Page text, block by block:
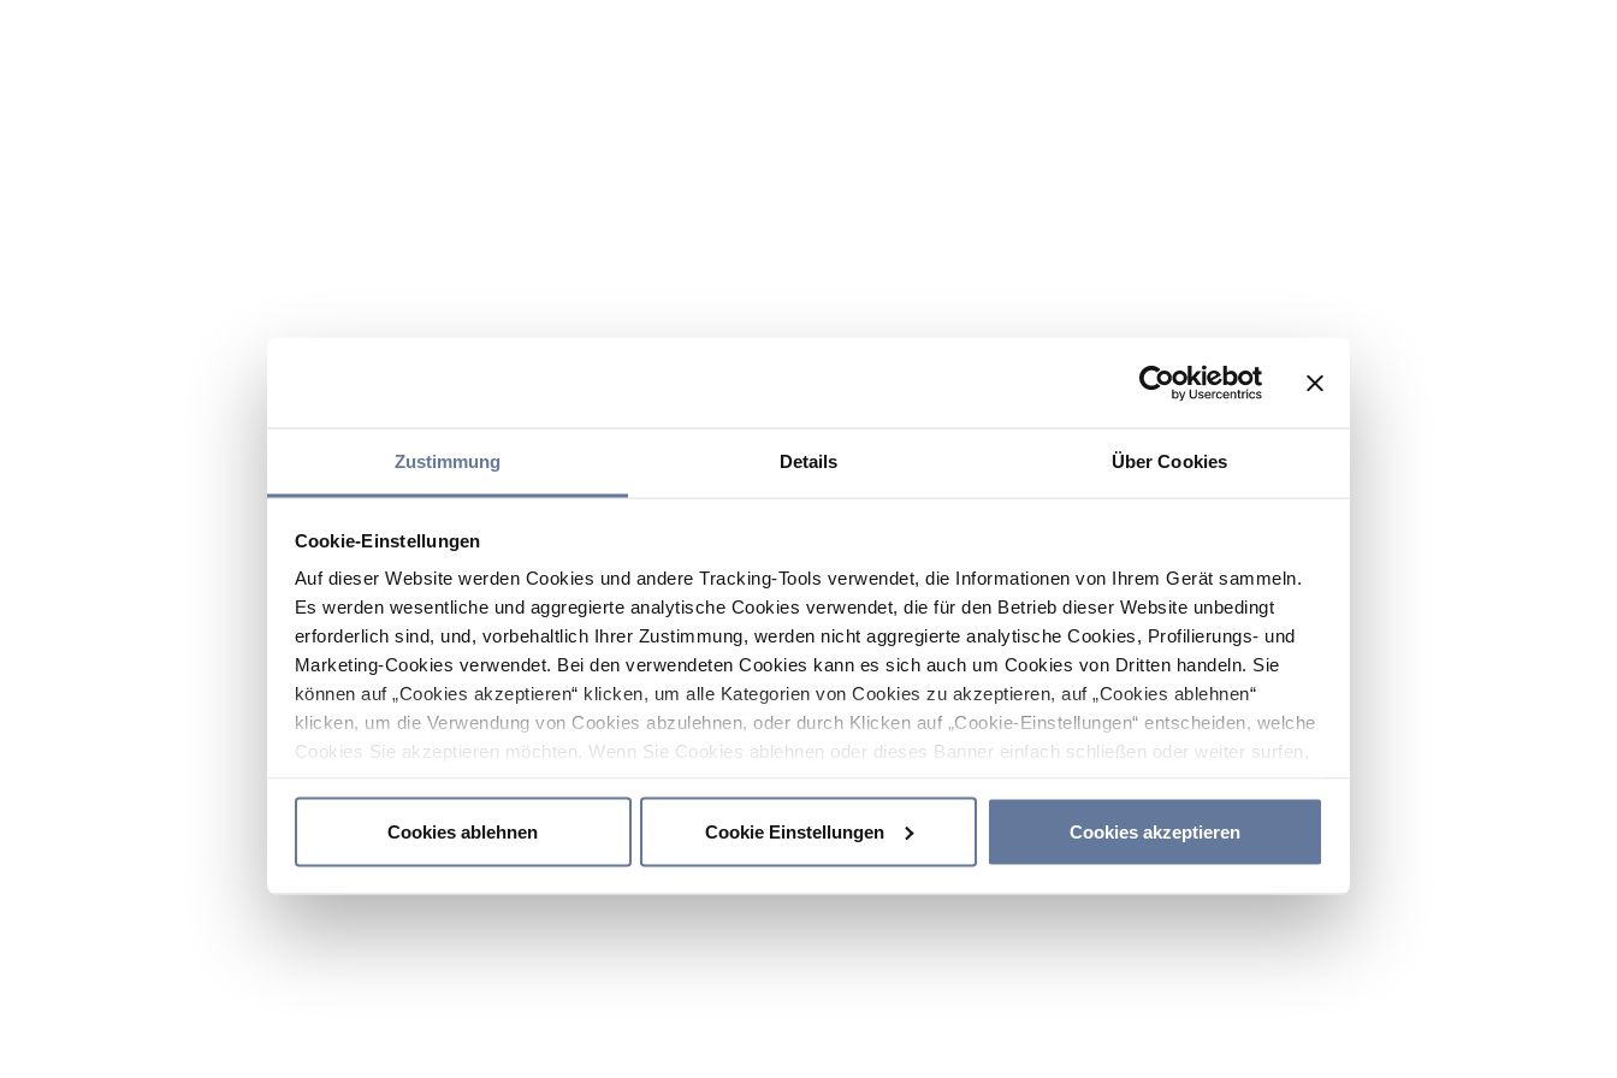
Zustimmung Details Über Cookies
Cookie-Einstellungen
Auf dieser Website werden Cookies und andere Tracking-Tools verwendet, die Informationen von Ihrem Gerät sammeln.
Es werden wesentliche und aggregierte analytische Cookies verwendet, die für den Betrieb dieser Website unbedingt
erforderlich sind, und, vorbehaltlich Ihrer Zustimmung, werden nicht aggregierte analytische Cookies, Profilierungs- und
Marketing-Cookies verwendet. Bei den verwendeten Cookies kann es sich auch um Cookies von Dritten handeln. Sie
können auf „Cookies akzeptieren“ klicken, um alle Kategorien von Cookies zu akzeptieren, auf „Cookies ablehnen“
klicken, um die Verwendung von Cookies abzulehnen, oder durch Klicken auf „Cookie-Einstellungen“ entscheiden, welche
Cookies Sie akzeptieren möchten. Wenn Sie Cookies ablehnen oder dieses Banner einfach schließen oder weiter surfen,
Cookies ablehnen
Cookie Einstellungen Cookies akzeptieren